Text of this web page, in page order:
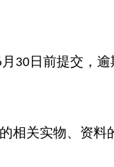
月 30日前提交，逾
相关实物、资料